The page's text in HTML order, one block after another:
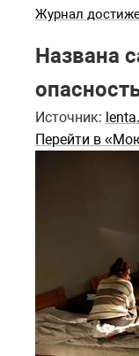
Журнал
Названа
Источник:
Перейти в